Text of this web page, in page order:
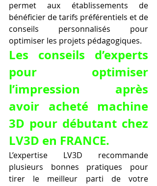
permet aux établissements de
bénéficier de tarifs préférentiels et de
conseils personnalisés pour
optimiser les projets pédagogiques.
Les conseils d’experts
pour optimiser
l’impression après
avoir acheté machine
3D pour débutant chez
LV3D en FRANCE.
L’expertise LV3D recommande
plusieurs bonnes pratiques pour
tirer le meilleur parti de votre